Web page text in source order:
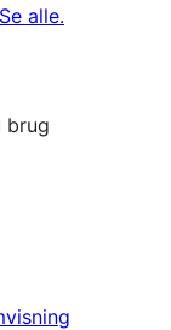
Se alleanmeldelser
.
brug